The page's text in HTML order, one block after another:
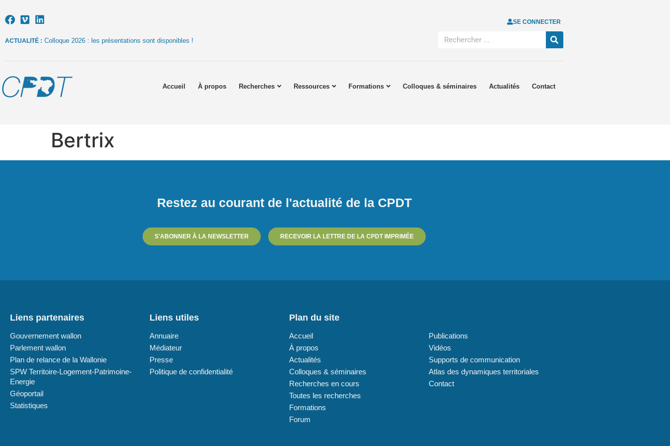
SE CONNECTER
ACTUALITÉ : Colloque 2026 : les présentations sont disponibles !
Accueil À propos Recherches Ressources Formations Colloques & séminaires Actualités Contact
Bertrix
Restez au courant de l'actualité de la CPDT
S'ABONNER À LA NEWSLETTER RECEVOIR LA LETTRE DE LA CPDT IMPRIMÉE
Liens partenaires
Gouvernement wallon
Parlement wallon
Plan de relance de la Wallonie
SPW Territoire-Logement-Patrimoine-
Energie
Géoportail
Statistiques
Liens utiles
Annuaire
Médiateur
Presse
Politique de confidentialité
Plan du site
Accueil
À propos
Actualités
Colloques & séminaires
Recherches en cours
Toutes les recherches
Formations
Forum
Publications
Vidéos
Supports de communication
Atlas des dynamiques territoriales
Contact